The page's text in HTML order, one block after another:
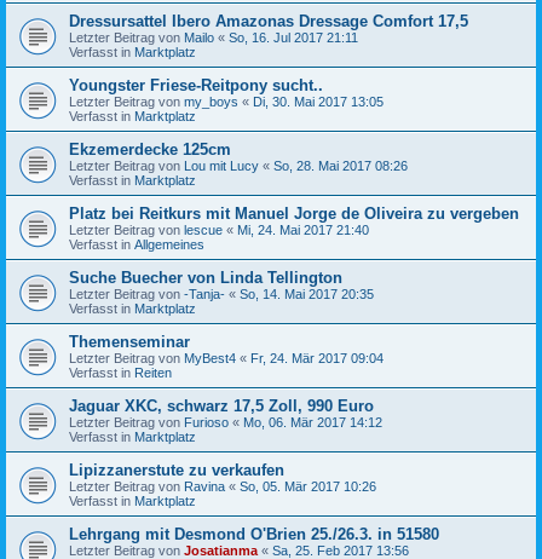
Dressursattel Ibero Amazonas Dressage Comfort 17,5
Letzter Beitrag von Mailo « So, 16. Jul 2017 21:11
Verfasst in Marktplatz
Youngster Friese-Reitpony sucht..
Letzter Beitrag von my_boys « Di, 30. Mai 2017 13:05
Verfasst in Marktplatz
Ekzemerdecke 125cm
Letzter Beitrag von Lou mit Lucy « So, 28. Mai 2017 08:26
Verfasst in Marktplatz
Platz bei Reitkurs mit Manuel Jorge de Oliveira zu vergeben
Letzter Beitrag von lescue « Mi, 24. Mai 2017 21:40
Verfasst in Allgemeines
Suche Buecher von Linda Tellington
Letzter Beitrag von -Tanja- « So, 14. Mai 2017 20:35
Verfasst in Marktplatz
Themenseminar
Letzter Beitrag von MyBest4 « Fr, 24. Mär 2017 09:04
Verfasst in Reiten
Jaguar XKC, schwarz 17,5 Zoll, 990 Euro
Letzter Beitrag von Furioso « Mo, 06. Mär 2017 14:12
Verfasst in Marktplatz
Lipizzanerstute zu verkaufen
Letzter Beitrag von Ravina « So, 05. Mär 2017 10:26
Verfasst in Marktplatz
Lehrgang mit Desmond O'Brien 25./26.3. in 51580
Letzter Beitrag von Josatianma « Sa, 25. Feb 2017 13:56